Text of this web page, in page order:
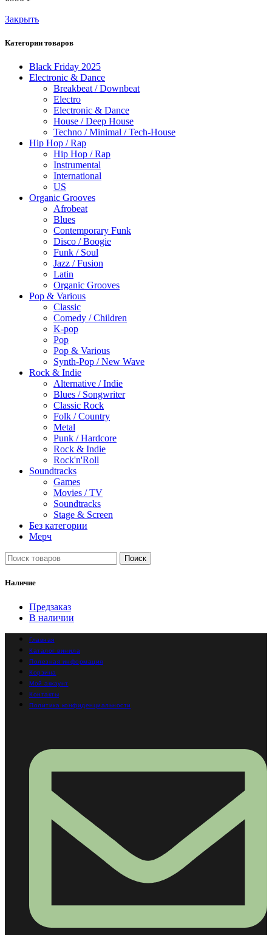
Закрыть
Категории товаров
Black Friday 2025
Electronic & Dance
Breakbeat / Downbeat
Electro
Electronic & Dance
House / Deep House
Techno / Minimal / Tech-House
Hip Hop / Rap
Hip Hop / Rap
Instrumental
International
US
Organic Grooves
Afrobeat
Blues
Contemporary Funk
Disco / Boogie
Funk / Soul
Jazz / Fusion
Latin
Organic Grooves
Pop & Various
Classic
Comedy / Children
K-pop
Pop
Pop & Various
Synth-Pop / New Wave
Rock & Indie
Alternative / Indie
Blues / Songwriter
Classic Rock
Folk / Country
Metal
Punk / Hardcore
Rock & Indie
Rock'n'Roll
Soundtracks
Games
Movies / TV
Soundtracks
Stage & Screen
Без категории
Мерч
Поиск
Наличие
Предзаказ
В наличии
Главная
Каталог винила
Полезная информация
Корзина
Мой аккаунт
Контакты
Политика конфиденциальности